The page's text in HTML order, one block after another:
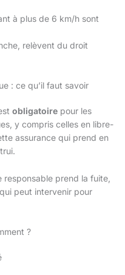
à plus de 6 km/h sont
relèvent du droit
: ce qu’il faut savoir
obligatoire pour les
y compris celles en libre-
assurance qui prend en
responsable prend la fuite,
peut intervenir pour
?